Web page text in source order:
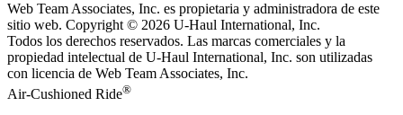
Web Team Associates, Inc. es propietaria y administradora de este
sitio web. Copyright © 2026 U-Haul International, Inc.
Todos los derechos reservados. Las marcas comerciales y la
propiedad intelectual de U-Haul International, Inc. son utilizadas
con licencia de Web Team Associates, Inc.
Air-Cushioned Ride®